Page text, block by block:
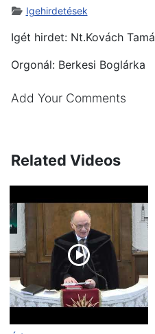
Igehirdetések
Igét hirdet: Nt.Kovách
Orgonál: Berkesi Boglárka
Add Your Comments
Related Videos